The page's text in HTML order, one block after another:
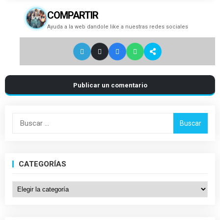
COMPARTIR
Ayuda a la web dandole like a nuestras redes sociales
Publicar un comentario
Buscar:
CATEGORÍAS
Categorías